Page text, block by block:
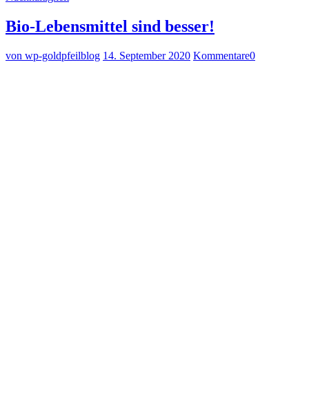
Bio-Lebensmittel sind besser!
von wp-goldpfeilblog 14. September 2020 Kommentare0